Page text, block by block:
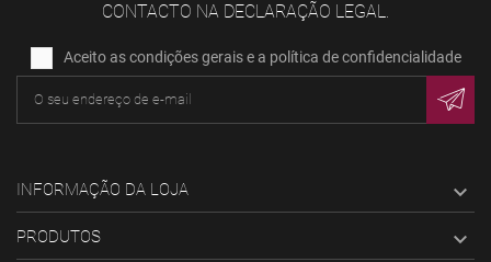
CONTACTO NA DECLARAÇÃO LEGAL.
Aceito as condições gerais e a política de confidencialidade
INFORMAÇÃO DA LOJA 
PRODUTOS 